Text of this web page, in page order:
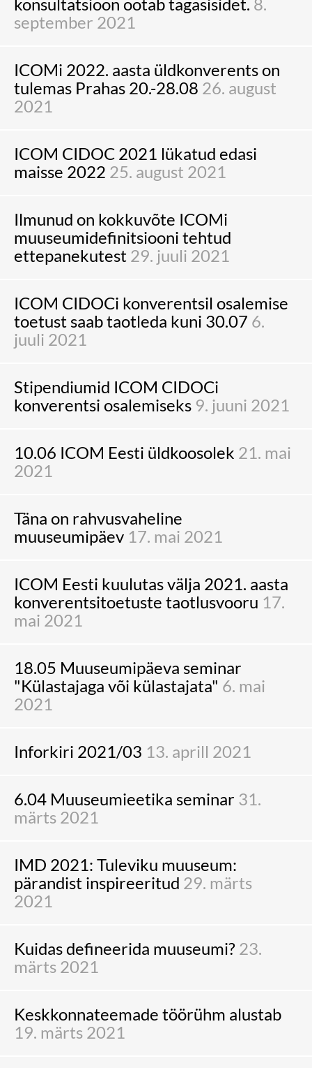
september 2021
ICOMi 2022. aasta üldkonverents on
tulemas Prahas 20.-28.08 26. august
2021
ICOM CIDOC 2021 lükatud edasi
maisse 2022 25. august 2021
Ilmunud on kokkuvõte ICOMi
muuseumidefinitsiooni tehtud
ettepanekutest 29. juuli 2021
ICOM CIDOCi konverentsil osalemise
toetust saab taotleda kuni 30.07 6.
juuli 2021
Stipendiumid ICOM CIDOCi
konverentsi osalemiseks 9. juuni 2021
10.06 ICOM Eesti üldkoosolek 21. mai
2021
Täna on rahvusvaheline
muuseumipäev 17. mai 2021
ICOM Eesti kuulutas välja 2021. aasta
konverentsitoetuste taotlusvooru 17.
mai 2021
18.05 Muuseumipäeva seminar
"Külastajaga või külastajata" 6. mai
2021
Inforkiri 2021/03 13. aprill 2021
6.04 Muuseumieetika seminar 31.
märts 2021
IMD 2021: Tuleviku muuseum:
pärandist inspireeritud 29. märts
2021
Kuidas defineerida muuseumi? 23.
märts 2021
Keskkonnateemade töörühm alustab
19. märts 2021